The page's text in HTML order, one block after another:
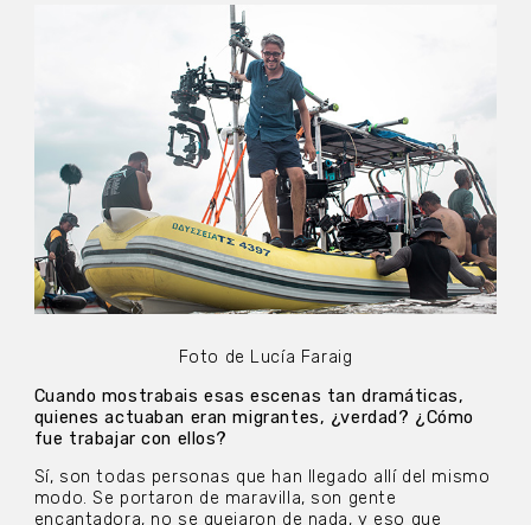
Foto de Lucía Faraig
Cuando mostrabais esas escenas tan dramáticas,
quienes actuaban eran migrantes, ¿verdad? ¿Cómo
fue trabajar con ellos?
Sí, son todas personas que han llegado allí del mismo
modo. Se portaron de maravilla, son gente
encantadora, no se quejaron de nada, y eso que